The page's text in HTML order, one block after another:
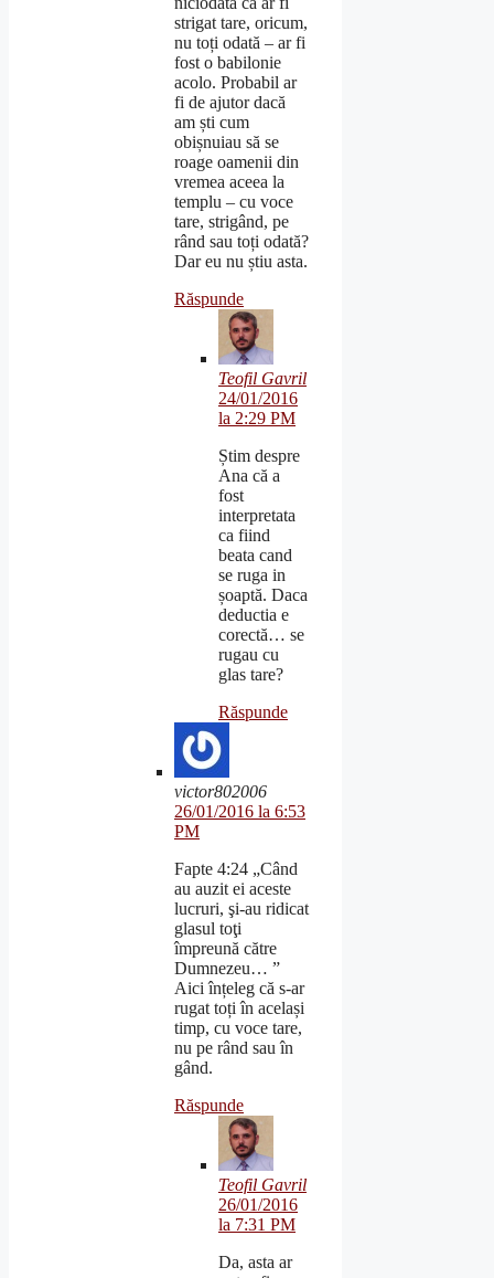
strigat tare, oricum,
nu toți odată – ar fi
fost o babilonie
acolo. Probabil ar
fi de ajutor dacă
am ști cum
obișnuiau să se
roage oamenii din
vremea aceea la
templu – cu voce
tare, strigând, pe
rând sau toți odată?
Dar eu nu știu asta.
Răspunde
Teofil Gavril
24/01/2016
la 2:29 PM
Știm despre
Ana că a
fost
interpretata
ca fiind
beata cand
se ruga in
șoaptă. Daca
deductia e
corectă… se
rugau cu
glas tare?
Răspunde
victor802006
26/01/2016 la 6:53
PM
Fapte 4:24 „Când
au auzit ei aceste
lucruri, şi-au ridicat
glasul toţi
împreună către
Dumnezeu… ”
Aici înțeleg că s-ar
rugat toți în același
timp, cu voce tare,
nu pe rând sau în
gând.
Răspunde
Teofil Gavril
26/01/2016
la 7:31 PM
Da, asta ar